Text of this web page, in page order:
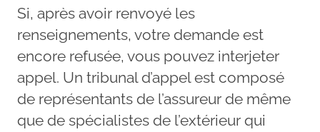
Si, après avoir renvoyé les
renseignements, votre demande est
encore refusée, vous pouvez interjeter
appel. Un tribunal d’appel est composé
de représentants de l’assureur de même
que de spécialistes de l’extérieur qui